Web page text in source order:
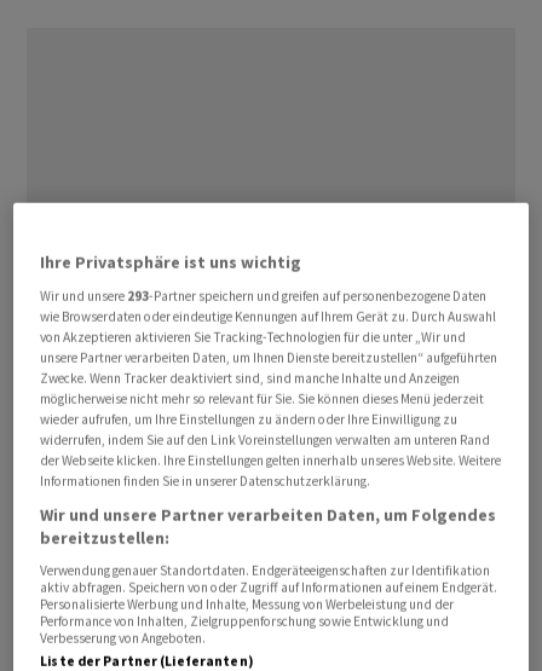
Die EU verhandelt mit dem Mercosur (Brasilien,
Argentinien, Paraguay und Uruguay) schon seit 1999
über ein Handelsabkommen. 2019 wurde zwar ein
Durchbruch erzielt, es gibt aber immer noch offene
Amazonasgebiet angeht. Mit dem Abkommen
entstünde ein Markt mit mehr als 700 Millionen
Menschen, der fast 20 Prozent der Weltwirtschaft und 31
Ihre Privatsphäre ist uns wichtig
Wir und unsere 293-Partner speichern und greifen auf personenbezogene Daten
wie Browserdaten oder eindeutige Kennungen auf Ihrem Gerät zu. Durch Auswahl
von Akzeptieren aktivieren Sie Tracking-Technologien für die unter „Wir und
unsere Partner verarbeiten Daten, um Ihnen Dienste bereitzustellen“ aufgeführten
Zwecke. Wenn Tracker deaktiviert sind, sind manche Inhalte und Anzeigen
möglicherweise nicht mehr so relevant für Sie. Sie können dieses Menü jederzeit
wieder aufrufen, um Ihre Einstellungen zu ändern oder Ihre Einwilligung zu
widerrufen, indem Sie auf den Link Voreinstellungen verwalten am unteren Rand
der Webseite klicken. Ihre Einstellungen gelten innerhalb unseres Website. Weitere
Informationen finden Sie in unserer Datenschutzerklärung.
Wir und unsere Partner verarbeiten Daten, um Folgendes
bereitzustellen:
Verwendung genauer Standortdaten. Endgeräteeigenschaften zur Identifikation
aktiv abfragen. Speichern von oder Zugriff auf Informationen auf einem Endgerät.
Personalisierte Werbung und Inhalte, Messung von Werbeleistung und der
Performance von Inhalten, Zielgruppenforschung sowie Entwicklung und
Verbesserung von Angeboten.
Liste der Partner (Lieferanten)